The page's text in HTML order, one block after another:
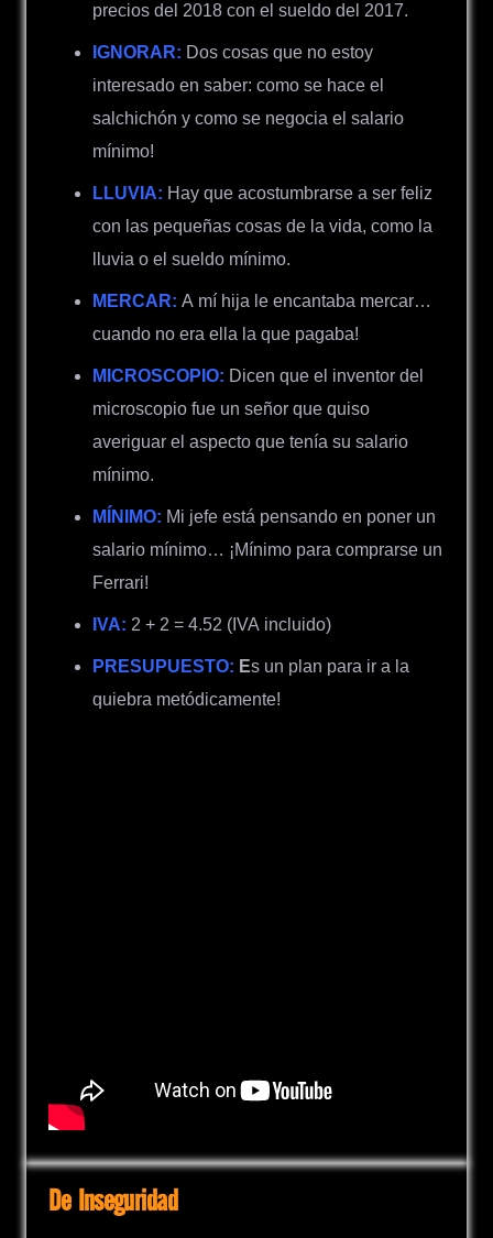
precios del 2018 con el sueldo del 2017.
IGNORAR: Dos cosas que no estoy
interesado en saber: como se hace el
salchichón y como se negocia el salario
mínimo!
LLUVIA: Hay que acostumbrarse a ser feliz
con las pequeñas cosas de la vida, como la
lluvia o el sueldo mínimo.
MERCAR: A mí hija le encantaba mercar…
cuando no era ella la que pagaba!
MICROSCOPIO: Dicen que el inventor del
microscopio fue un señor que quiso
averiguar el aspecto que tenía su salario
mínimo.
MÍNIMO: Mi jefe está pensando en poner un
salario mínimo… ¡Mínimo para comprarse un
Ferrari!
IVA: 2 + 2 = 4.52 (IVA incluido)
PRESUPUESTO: Es un plan para ir a la
quiebra metódicamente!
De Inseguridad